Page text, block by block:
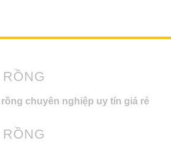
chuyên nghiệp uy tín giá rẻ